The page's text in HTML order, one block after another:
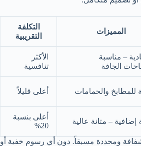
المميزات
التكلفة
التقريبية
– مناسبة
الجافة
الأكثر
تنافسية
للمطابخ والحمامات أعلى قليلاً
إضافية – متانة عالية
أعلى بنسبة
20%
ومحددة مسبقاً. دون أي رسوم خفية أو